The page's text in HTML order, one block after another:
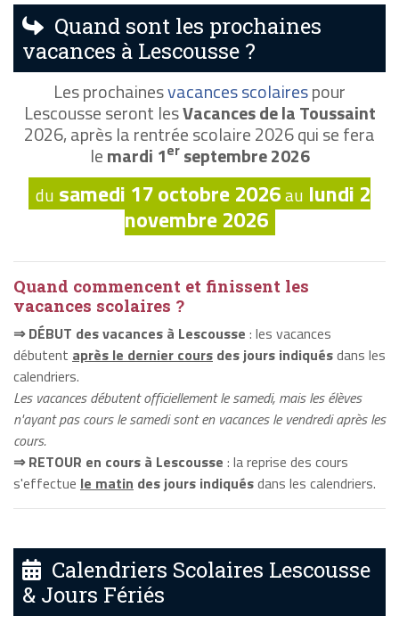
Quand sont les prochaines
vacances à Lescousse ?
Les prochainesvacances scolairespour
Lescousse seront lesVacances de la Toussaint
2026, après la rentrée scolaire 2026 qui se fera
lemardi 1erseptembre 2026
du samedi 17 octobre 2026au lundi 2
novembre 2026
Quand commencent et finissent les
vacances scolaires ?
⇒ DÉBUT des vacances à Lescousse : les vacances
débutent après le dernier cours des jours indiquésdans les
calendriers.
Les vacances débutent officiellement le samedi, mais les élèves
n'ayant pas cours le samedi sont en vacances le vendredi après les
cours.
⇒ RETOUR en cours à Lescousse : la reprise des cours
s'effectue le matin des jours indiquésdans les calendriers.
Calendriers Scolaires Lescousse
& Jours Fériés